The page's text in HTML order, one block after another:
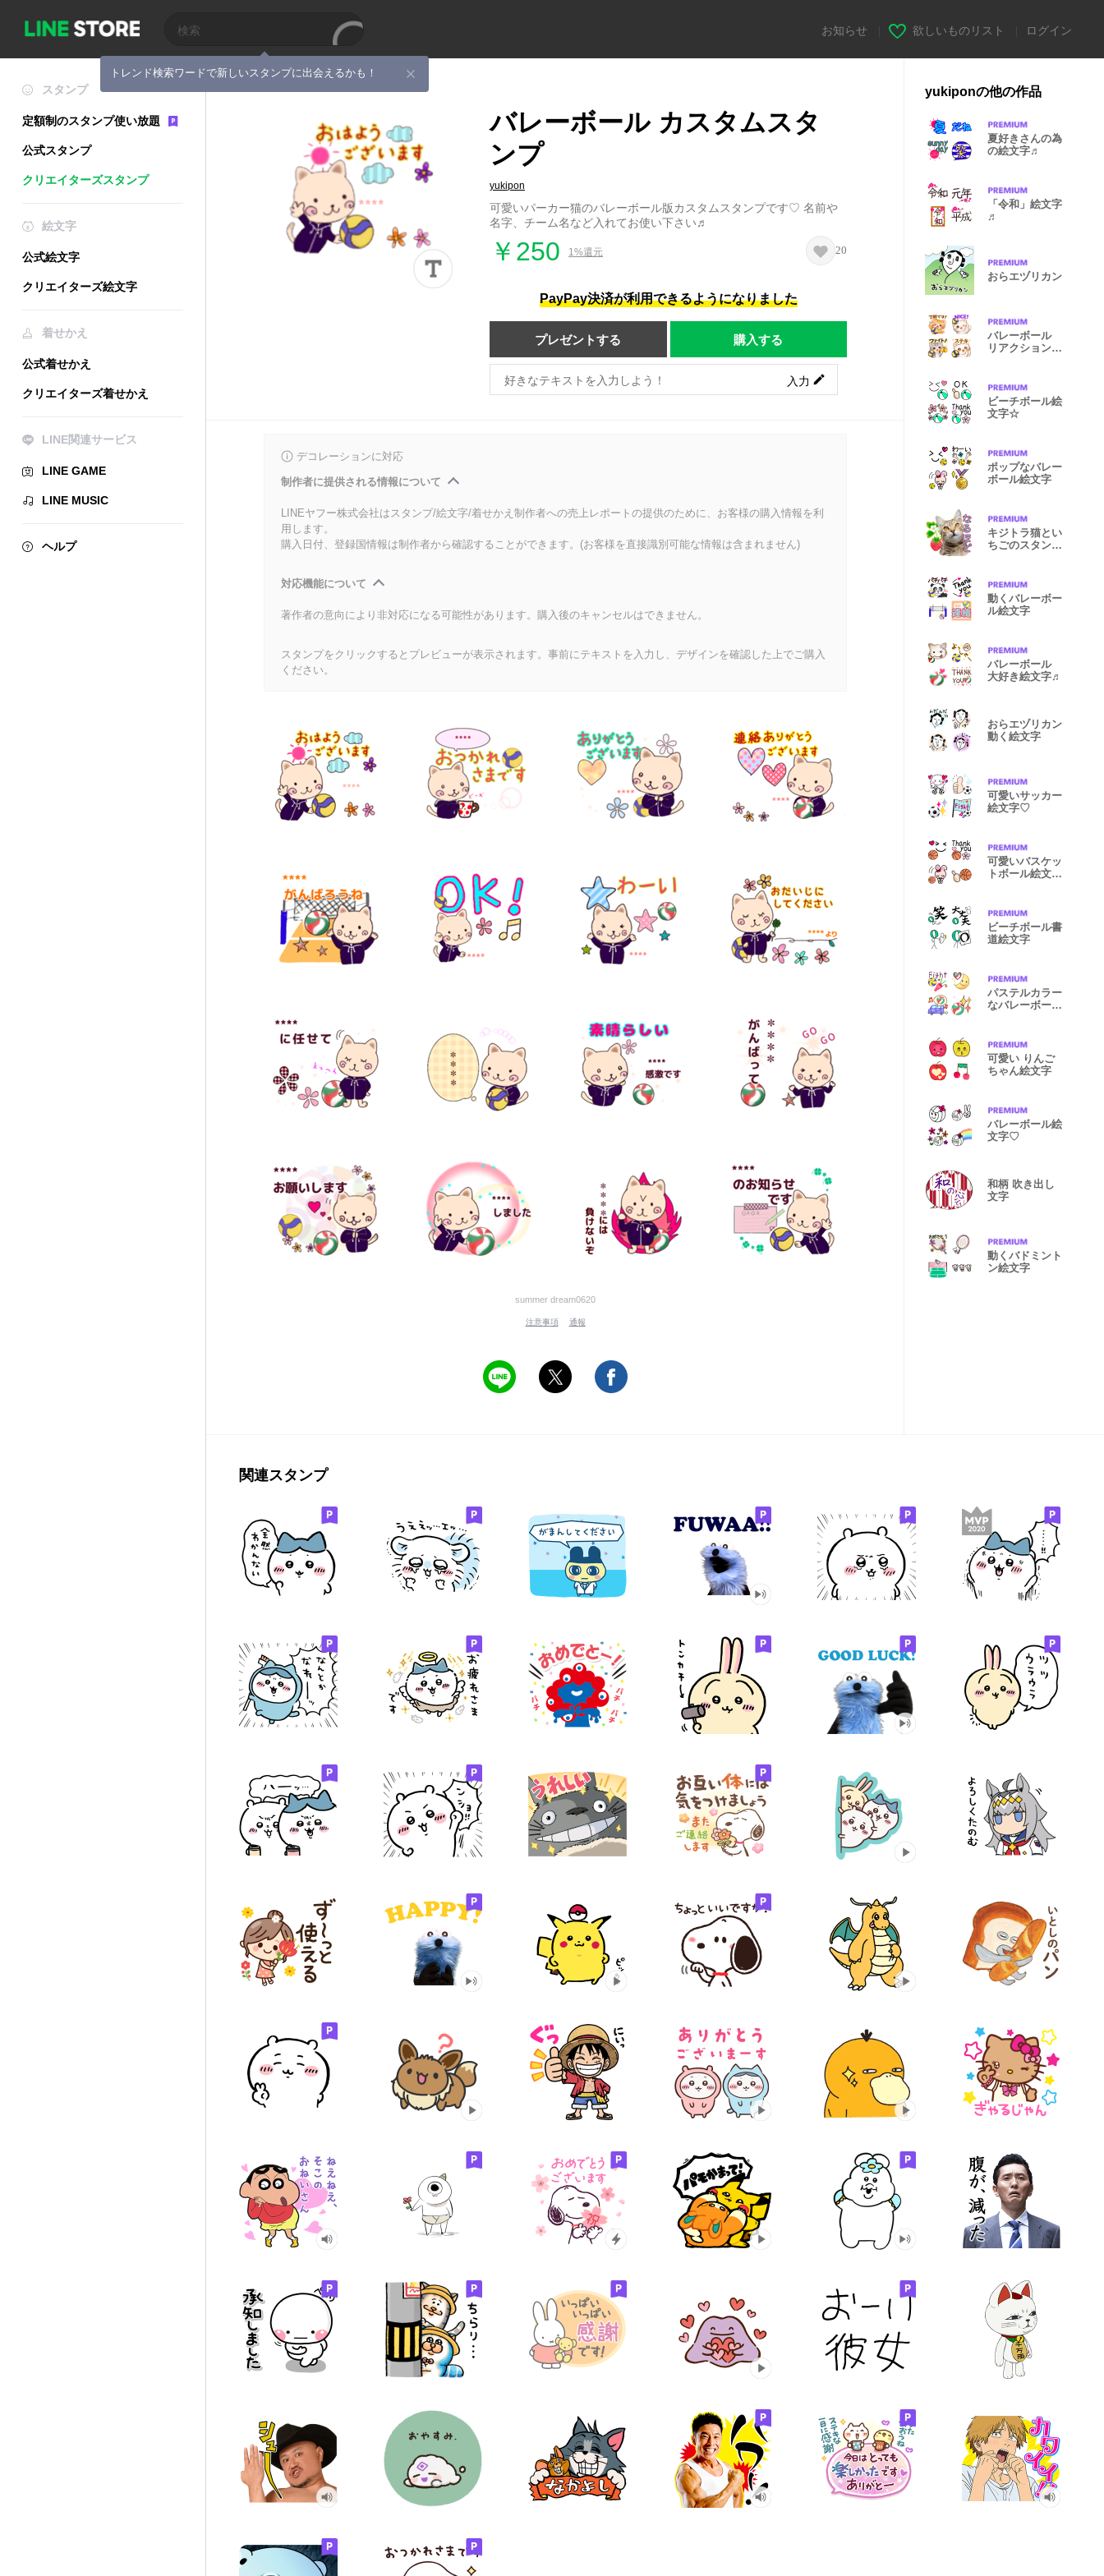
トレンド検索ワードで新しいスタンプに出会えるかも！
お知らせ 欲しいものリスト ログイン
スタンプ
定額制のスタンプ使い放題
公式スタンプ
クリエイターズスタンプ
絵文字
公式絵文字
クリエイターズ絵文字
着せかえ
公式着せかえ
クリエイターズ着せかえ
LINE関連サービス
LINE GAME
LINE MUSIC
ヘルプ
バレーボール カスタムスタ
ンプ
yukipon
可愛いパーカー猫のバレーボール版カスタムスタンプです♡ 名前や
名字、チーム名など入れてお使い下さい♬
￥250 1%還元 20
PayPay決済が利用できるようになりました
プレゼントする 購入する
入力
デコレーションに対応
制作者に提供される情報について
LINEヤフー株式会社はスタンプ/絵文字/着せかえ制作者への売上レポートの提供のために、お客様の購入情報を利
用します。
購入日付、登録国情報は制作者から確認することができます。(お客様を直接識別可能な情報は含まれません)
対応機能について
著作者の意向により非対応になる可能性があります。購入後のキャンセルはできません。
スタンプをクリックするとプレビューが表示されます。事前にテキストを入力し、デザインを確認した上でご購入
ください。
summer dream0620
注意事項 通報
yukiponの他の作品
夏好きさんの為
の絵文字♬
「令和」絵文字
♬
おらエヅリカン
バレーボール
リアクション絵
ビーチボール絵
文字☆
ポップなバレー
ボール絵文字
キジトラ猫とい
ちごのスタンプ
動くバレーボー
ル絵文字
バレーボール
大好き絵文字♬
おらエヅリカン
動く絵文字
可愛いサッカー
絵文字♡
可愛いバスケッ
トボール絵文字
ビーチボール書
道絵文字
パステルカラー
なバレーボール
可愛い りんご
ちゃん絵文字
バレーボール絵
文字♡
和柄 吹き出し
文字
動くバドミント
ン絵文字
関連スタンプ